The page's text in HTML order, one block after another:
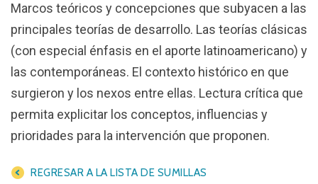
Marcos teóricos y concepciones que subyacen a las
principales teorías de desarrollo. Las teorías clásicas
(con especial énfasis en el aporte latinoamericano) y
las contemporáneas. El contexto histórico en que
surgieron y los nexos entre ellas. Lectura crítica que
permita explicitar los conceptos, influencias y
prioridades para la intervención que proponen.
REGRESAR A LA LISTA DE SUMILLAS